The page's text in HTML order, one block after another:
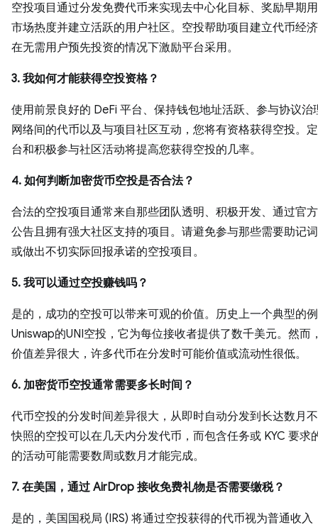
空投项目通过分发免费代币来实现去中心化目标、奖励早期
市场热度并建立活跃的用户社区。空投帮助项目建立代币经
在无需用户预先投资的情况下激励平台采用。
3. 我如何才能获得空投资格？
使用前景良好的 DeFi 平台、保持钱包地址活跃、参与协议治
网络间的代币以及与项目社区互动，您将有资格获得空投。
台和积极参与社区活动将提高您获得空投的几率。
4. 如何判断加密货币空投是否合法？
合法的空投项目通常来自那些团队透明、积极开发、通过官
公告且拥有强大社区支持的项目。请避免参与那些需要助记
或做出不切实际回报承诺的空投项目。
5. 我可以通过空投赚钱吗？
是的，成功的空投可以带来可观的价值。历史上一个典型的
Uniswap的UNI空投，它为每位接收者提供了数千美元。然而
价值差异很大，许多代币在分发时可能价值或流动性很低。
6. 加密货币空投通常需要多长时间？
代币空投的分发时间差异很大，从即时自动分发到长达数月
快照的空投可以在几天内分发代币，而包含任务或 KYC 要求
的活动可能需要数周或数月才能完成。
7. 在美国，通过 AirDrop 接收免费礼物是否需要缴税？
是的，美国国税局 (IRS) 将通过空投获得的代币视为普通收入